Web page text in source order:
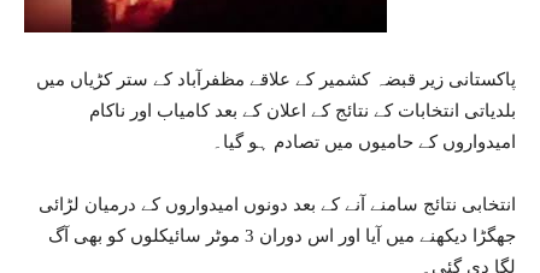
پاکستانی زیر قبضہ کشمیر کے علاقے مظفرآباد کے ستر کڑیاں میں
بلدیاتی انتخابات کے نتائج کے اعلان کے بعد کامیاب اور ناکام
امیدواروں کے حامیوں میں تصادم ہو گیا۔
انتخابی نتائج سامنے آنے کے بعد دونوں امیدواروں کے درمیان لڑائی
جھگڑا دیکھنے میں آیا اور اس دوران 3 موٹر سائیکلوں کو بھی آگ
لگا دی گئی۔